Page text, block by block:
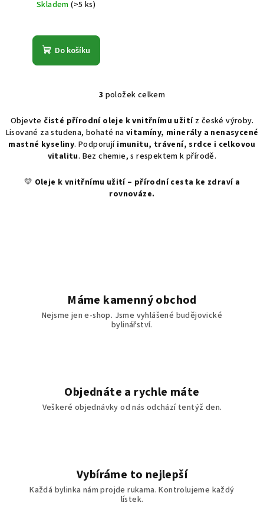
Skladem(>5 ks)
Do košíku
O
l
á
d
c
í
p
i
s
3 položek celkem
Objevte čisté přírodní oleje k vnitřnímu užitíz české výroby.
Lisované za studena, bohaté na vitamíny, minerály a nenasycené
mastné kyseliny. Podporují imunitu, trávení, srdce i celkovou
vitalitu. Bez chemie, s respektem k přírodě.
💛 Oleje k vnitřnímu užití – přírodní cesta ke zdraví a
rovnováze.
Máme kamenný obchod
Nejsme jen e-shop. Jsme vyhlášené budějovické
bylinářství.
Objednáte a rychle máte
Veškeré objednávky od nás odchází tentýž den.
Vybíráme to nejlepší
Každá bylinka nám projde rukama. Kontrolujeme každý
lístek.